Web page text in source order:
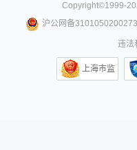
Copyright©1999-
沪公网备
违法
上海市监